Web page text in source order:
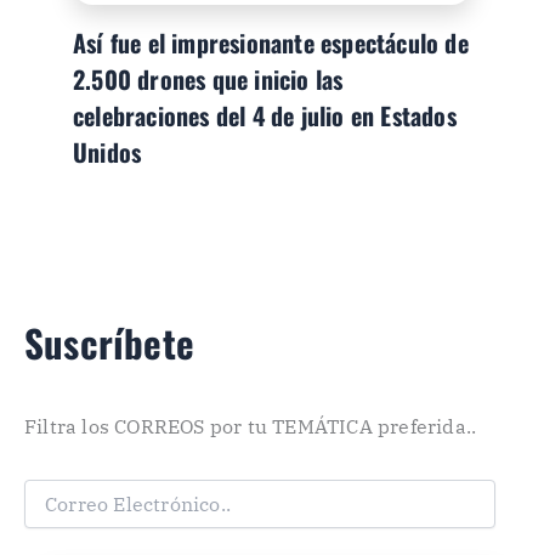
Así fue el impresionante espectáculo de
2.500 drones que inicio las
celebraciones del 4 de julio en Estados
Unidos
Suscríbete
Filtra los CORREOS por tu TEMÁTICA preferida..
C